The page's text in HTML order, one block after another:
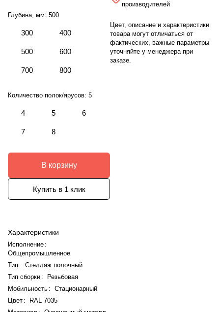
Глубина, мм: 500
300 400
500 600
700 800
Количество полок/ярусов: 5
4 5 6
7 8
В корзину
Купить в 1 клик
Характеристики
Исполнение :
Общепромышленное
Тип : Стеллаж полочный
Тип сборки:
Резьбовая
Мобильность : Стационарный
Цвет :
RAL 7035
производителей
Цвет, описание и характеристики
товара могут отличаться от
фактических, важные параметры
уточняйте у менеджера при
заказе.